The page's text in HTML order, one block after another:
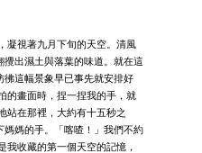
凝視著九月下旬的天空。清風
出濕土與落葉的味道。就在這
彿這幅景象早已事先就安排好
的畫面時，捏一捏我的手，就
站在那裡，大約有十五秒之
媽的手。「喀喳！」我們不約
收藏的第一個天空的記憶，